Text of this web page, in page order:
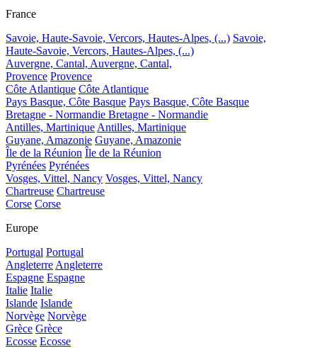
France
Savoie, Haute-Savoie, Vercors, Hautes-Alpes, (...) Savoie,
Haute-Savoie, Vercors, Hautes-Alpes, (...)
Auvergne, Cantal, Auvergne, Cantal,
Provence Provence
Côte Atlantique Côte Atlantique
Pays Basque, Côte Basque Pays Basque, Côte Basque
Bretagne - Normandie Bretagne - Normandie
Antilles, Martinique Antilles, Martinique
Guyane, Amazonie Guyane, Amazonie
Île de la Réunion Île de la Réunion
Pyrénées Pyrénées
Vosges, Vittel, Nancy Vosges, Vittel, Nancy
Chartreuse Chartreuse
Corse Corse
Europe
Portugal Portugal
Angleterre Angleterre
Espagne Espagne
Italie Italie
Islande Islande
Norvège Norvège
Grèce Grèce
Ecosse Ecosse